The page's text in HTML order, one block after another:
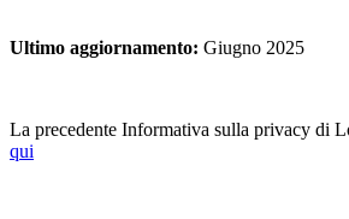
Ultimo aggiornamento: Giugno 2025
La precedente Informativa sulla privacy di
qui